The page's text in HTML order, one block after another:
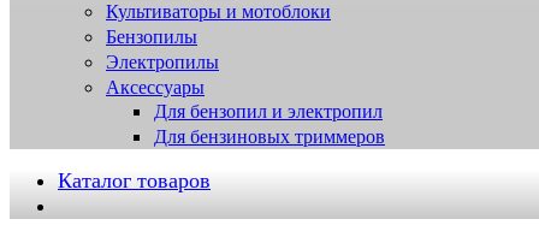
Культиваторы и мотоблоки
Бензопилы
Электропилы
Аксессуары
Для бензопил и электропил
Для бензиновых триммеров
Каталог товаров